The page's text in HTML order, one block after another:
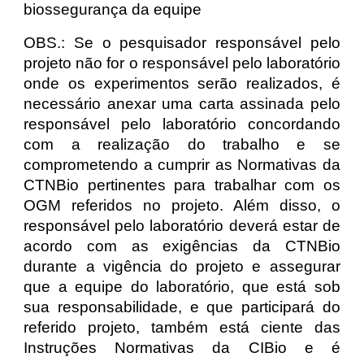
biossegurança da equipe
OBS.: Se o pesquisador responsável pelo
projeto não for o responsável pelo laboratório
onde os experimentos serão realizados, é
necessário anexar uma carta assinada pelo
responsável pelo laboratório concordando
com a realização do trabalho e se
comprometendo a cumprir as Normativas da
CTNBio pertinentes para trabalhar com os
OGM referidos no projeto. Além disso, o
responsável pelo laboratório deverá estar de
acordo com as exigências da CTNBio
durante a vigência do projeto e assegurar
que a equipe do laboratório, que está sob
sua responsabilidade, e que participará do
referido projeto, também está ciente das
Instruções Normativas da CIBio e é